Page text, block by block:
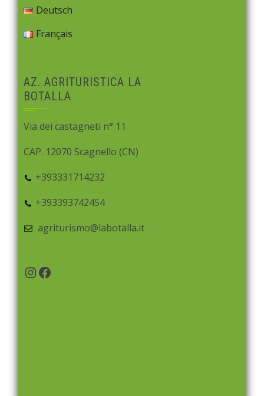
Deutsch
Français
AZ. AGRITURISTICA LA
BOTALLA
Via dei castagneti n° 11
CAP. 12070 Scagnello (CN)
+393331714232
+393393742454
agriturismo@labotalla.it
Instagram
Facebook